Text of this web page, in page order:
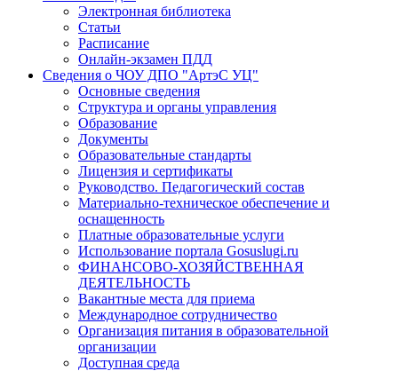
Электронная библиотека
Статьи
Расписание
Онлайн-экзамен ПДД
Сведения о ЧОУ ДПО "АртэС УЦ"
Основные сведения
Структура и органы управления
Образование
Документы
Образовательные стандарты
Лицензия и сертификаты
Руководство. Педагогический состав
Материально-техническое обеспечение и
оснащенность
Платные образовательные услуги
Использование портала Gosuslugi.ru
ФИНАНСОВО-ХОЗЯЙСТВЕННАЯ
ДЕЯТЕЛЬНОСТЬ
Вакантные места для приема
Международное сотрудничество
Организация питания в образовательной
организации
Доступная среда